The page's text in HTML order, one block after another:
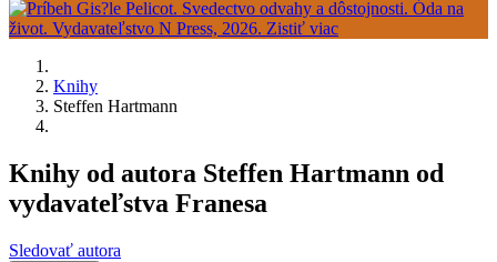
Knihy
Steffen Hartmann
Knihy od autora Steffen Hartmann od
vydavateľstva Franesa
Sledovať autora